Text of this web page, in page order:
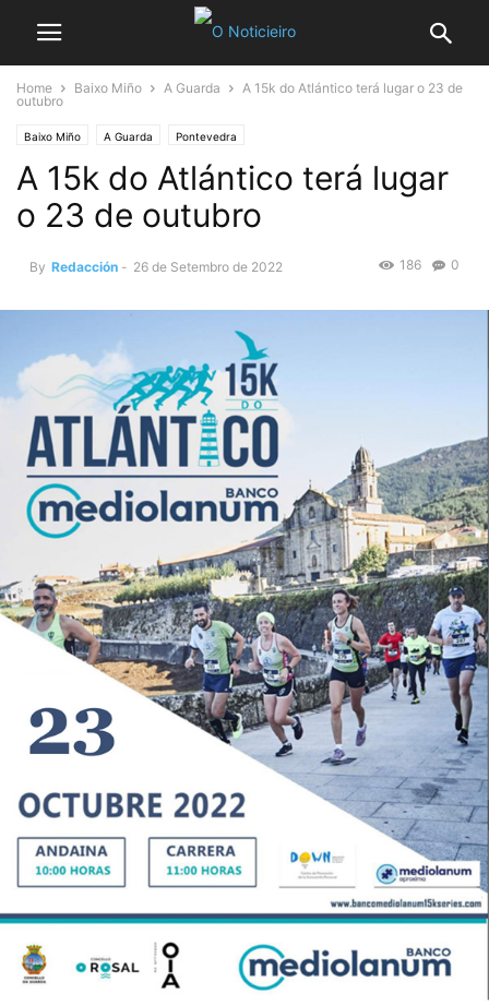
Home Baixo Miño A Guarda
A 15k do Atlántico terá lugar o 23 de
outubro
Baixo Miño A Guarda Pontevedra
A 15k do Atlántico terá lugar
o 23 de outubro
By Redacción - 26 de Setembro de 2022 0
186